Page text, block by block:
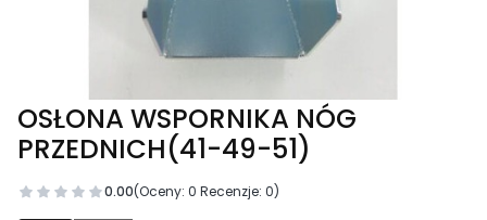
OSŁONA WSPORNIKA NÓG
PRZEDNICH(41-49-51)
0.00(Oceny: 0 Recenzje: 0)